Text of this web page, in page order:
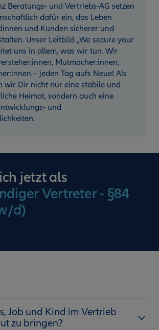
Beratungs- und Vertriebs-AG setzen
dafür ein, das Leben
und Kunden sicherer und
Unser Leitbild „We secure your
uns in allem, was wir tun. Wir
Mutmacher:innen,
– jeden Tag aufs Neue! Als
wir Dir nicht nur eine stabile und
Heimat, sondern auch eine
und
jetzt als
Vertreter - §84
d)
Job und Kind im Vertrieb
zu bringen?